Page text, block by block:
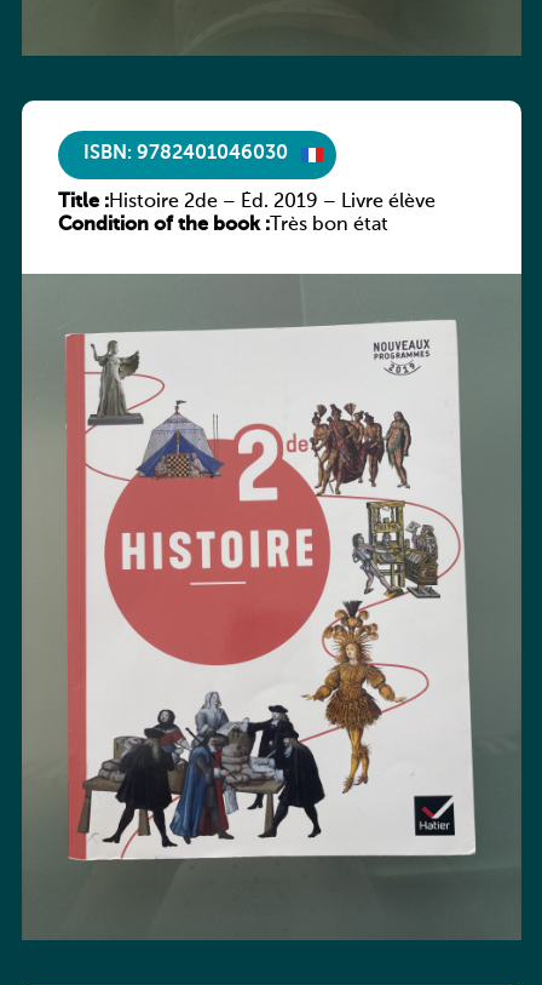
ISBN: 9782401046030
Title :Histoire 2de – Éd. 2019 – Livre élève
Condition of the book :Très bon état